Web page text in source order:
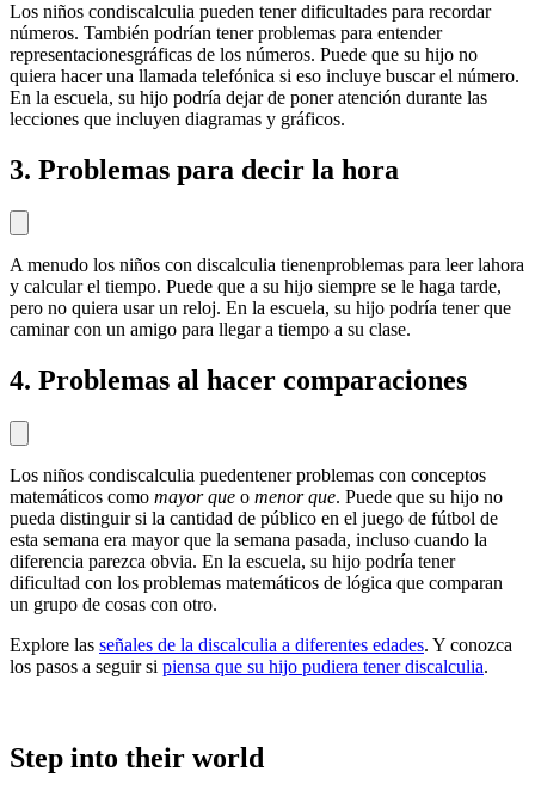
Los niños condiscalculia pueden tener dificultades para recordar
números. También podrían tener problemas para entender
representacionesgráficas de los números. Puede que su hijo no
quiera hacer una llamada telefónica si eso incluye buscar el número.
En la escuela, su hijo podría dejar de poner atención durante las
lecciones que incluyen diagramas y gráficos.
3. Problemas para decir la hora
A menudo los niños con discalculia tienenproblemas para leer lahora
y calcular el tiempo. Puede que a su hijo siempre se le haga tarde,
pero no quiera usar un reloj. En la escuela, su hijo podría tener que
caminar con un amigo para llegar a tiempo a su clase.
4. Problemas al hacer comparaciones
Los niños condiscalculia puedentener problemas con conceptos
matemáticos como mayor que o menor que. Puede que su hijo no
pueda distinguir si la cantidad de público en el juego de fútbol de
esta semana era mayor que la semana pasada, incluso cuando la
diferencia parezca obvia. En la escuela, su hijo podría tener
dificultad con los problemas matemáticos de lógica que comparan
un grupo de cosas con otro.
Explore las señales de la discalculia a diferentes edades. Y conozca
los pasos a seguir si piensa que su hijo pudiera tener discalculia.
Step into their world